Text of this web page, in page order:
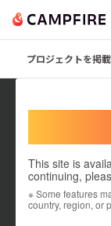
プロジェクトを掲
This site is
continuing,
※ Some features
country, region, or